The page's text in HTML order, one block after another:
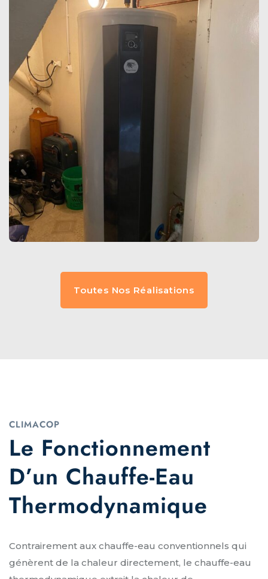
Toutes Nos Réalisations
CLIMACOP
Le Fonctionnement
D’un Chauffe-Eau
Thermodynamique
Contrairement aux chauffe-eau conventionnels qui
génèrent de la chaleur directement, le chauffe-eau